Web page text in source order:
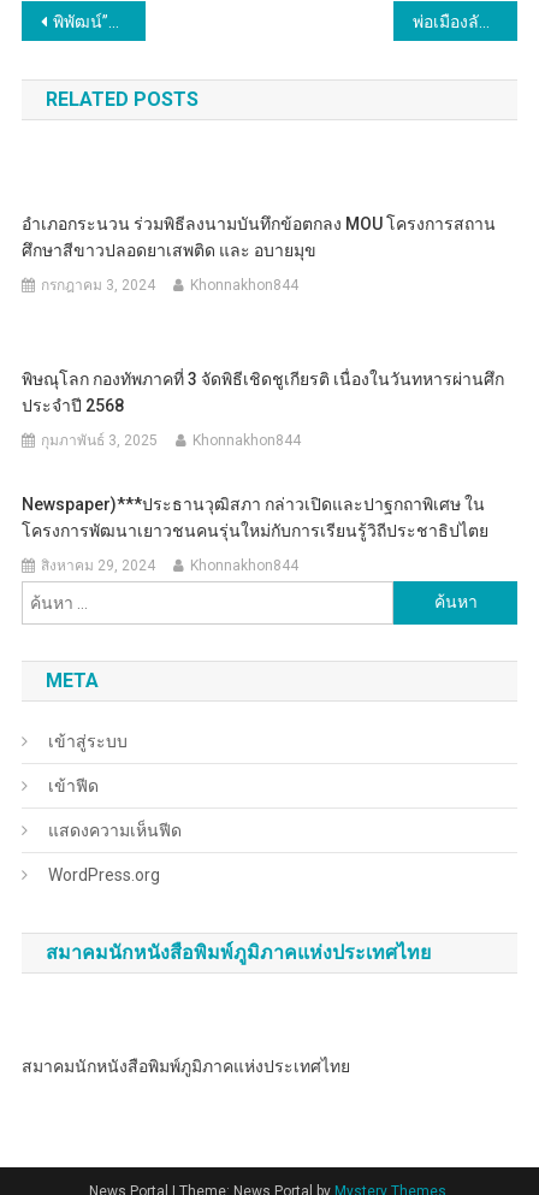
แนะแนว
เรื่อง
พิพัฒน์”รมว.แรงงาน รุกโรงงานอยุธยา สร้างต้นแบบสวัสดิการ ศูนย์กลางอุตฯ ภาคกลาง พร้อมแนะอาชีพอิสระเพิ่มรายได้ ให้กองทุนกู้รับงานดอก 0%
RELATED POSTS
อำเภอกระนวน ร่วมพิธีลงนามบันทึกข้อตกลง MOU โครงการสถาน
ศึกษาสีขาวปลอดยาเสพติด และ อบายมุข
กรกฎาคม 3, 2024 Khonnakhon844
พิษณุโลก กองทัพภาคที่ 3 จัดพิธีเชิดชูเกียรติ เนื่องในวันทหารผ่านศึก
ประจำปี 2568
กุมภาพันธ์ 3, 2025 Khonnakhon844
Newspaper)***ประธานวุฒิสภา กล่าวเปิดและปาฐกถาพิเศษ ใน
โครงการพัฒนาเยาวชนคนรุ่นใหม่กับการเรียนรู้วิถีประชาธิปไตย
สิงหาคม 29, 2024 Khonnakhon844
สำหรับ:
META
เข้าสู่ระบบ
เข้าฟีด
แสดงความเห็นฟีด
WordPress.org
สมาคมนักหนังสือพิมพ์ภูมิภาคแห่งประเทศไทย
สมาคมนักหนังสือพิมพ์ภูมิภาคแห่งประเทศไทย
News Portal | Theme: News Portal by Mystery Themes